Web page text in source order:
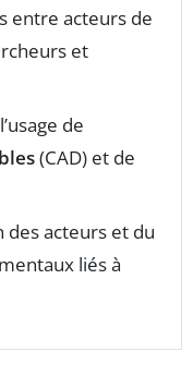
entre acteurs de
et
de
(CAD) et de
des acteurs et du
liés à